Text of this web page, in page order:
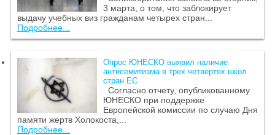
3 марта, о том, что заблокирует
выдачу учебных виз гражданам четырех стран...
Подробнее...
Опрос ЮНЕСКО выявил наличие
антисемитизма в трех четвертях школ
стран ЕС
Согласно отчету, опубликованному
ЮНЕСКО при поддержке
Европейской комиссии по случаю Дня
памяти жертв Холокоста,...
Подробнее...